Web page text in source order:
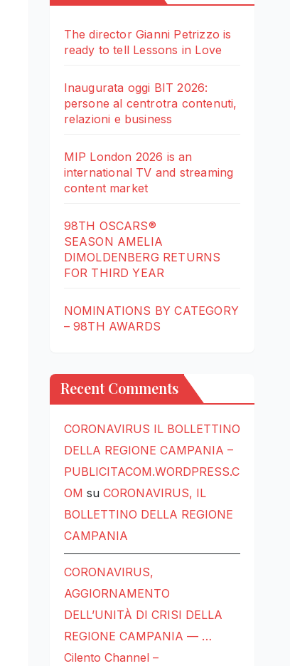
The director Gianni Petrizzo is
ready to tell Lessons in Love
Inaugurata oggi BIT 2026:
persone al centrotra contenuti,
relazioni e business
MIP London 2026 is an
international TV and streaming
content market
98TH OSCARS®
SEASON AMELIA
DIMOLDENBERG RETURNS
FOR THIRD YEAR
NOMINATIONS BY CATEGORY
– 98TH AWARDS
Recent Comments
CORONAVIRUS IL BOLLETTINO
DELLA REGIONE CAMPANIA –
PUBLICITACOM.WORDPRESS.C
OM su CORONAVIRUS, IL
BOLLETTINO DELLA REGIONE
CAMPANIA
CORONAVIRUS,
AGGIORNAMENTO
DELL’UNITÀ DI CRISI DELLA
REGIONE CAMPANIA — …
Cilento Channel –